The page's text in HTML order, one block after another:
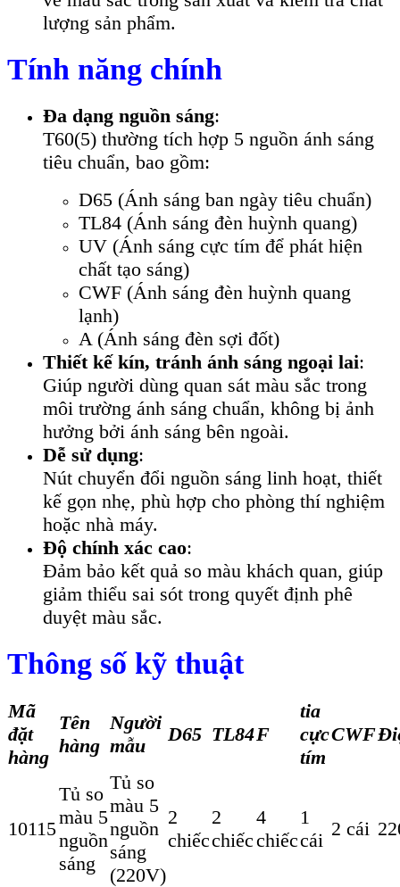
lượng sản phẩm.
Tính năng chính
Đa dạng nguồn sáng:
T60(5) thường tích hợp 5 nguồn ánh sáng
tiêu chuẩn, bao gồm:
D65 (Ánh sáng ban ngày tiêu chuẩn)
TL84 (Ánh sáng đèn huỳnh quang)
UV (Ánh sáng cực tím để phát hiện
chất tạo sáng)
CWF (Ánh sáng đèn huỳnh quang
lạnh)
A (Ánh sáng đèn sợi đốt)
Thiết kế kín, tránh ánh sáng ngoại lai:
Giúp người dùng quan sát màu sắc trong
môi trường ánh sáng chuẩn, không bị ảnh
hưởng bởi ánh sáng bên ngoài.
Dễ sử dụng:
Nút chuyển đổi nguồn sáng linh hoạt, thiết
kế gọn nhẹ, phù hợp cho phòng thí nghiệm
hoặc nhà máy.
Độ chính xác cao:
Đảm bảo kết quả so màu khách quan, giúp
giảm thiểu sai sót trong quyết định phê
duyệt màu sắc.
Thông số kỹ thuật
Mã
đặt
hàng
Tên
hàng
Người
mẫu
D65 TL84F
tia
cực
tím
CWF
10115
Tủ so
màu 5
nguồn
sáng
Tủ so
màu 5
nguồn
sáng
(220V)
2
chiếc
2
chiếc
4
chiếc
1
cái
2 cái